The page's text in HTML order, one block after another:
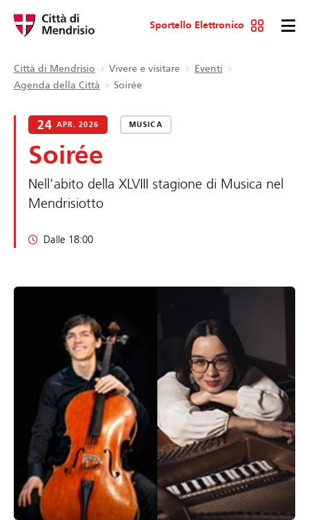
Sportello Elettronico
Città di Mendrisio Vivere e visitare
Eventi
Agenda della Città
Soirée
24 APR. 2026 MUSICA
Soirée
Nell'abito della XLVIII stagione di Musica nel
Mendrisiotto
Dalle 18:00